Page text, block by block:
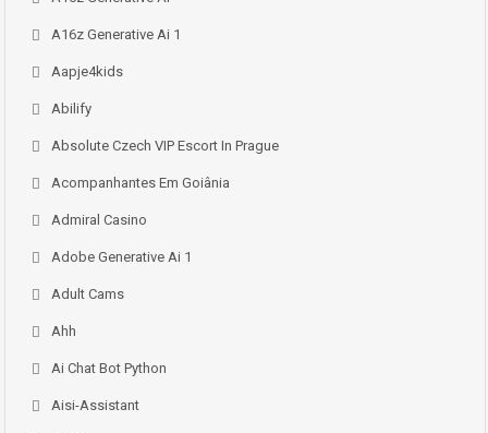
A16z Generative Ai 1
Aapje4kids
Abilify
Absolute Czech VIP Escort In Prague
Acompanhantes Em Goiânia
Admiral Casino
Adobe Generative Ai 1
Adult Cams
Ahh
Ai Chat Bot Python
Aisi-Assistant